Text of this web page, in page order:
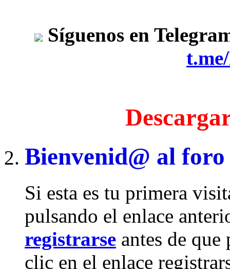
Síguenos en
Bienvenid@ al
Si esta es tu primera
pulsando el enlace
registrarse antes de que
clic en el enlace